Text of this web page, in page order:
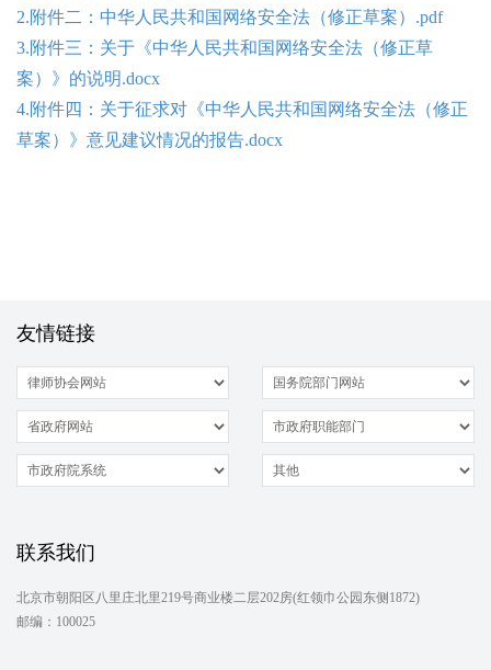
2.附件二：中华人民共和国网络安全法（修正草案）.pdf
3.附件三：关于《中华人民共和国网络安全法（修正草
案）》的说明.docx
4.附件四：关于征求对《中华人民共和国网络安全法（修正
草案）》意见建议情况的报告.docx
友情链接
联系我们
北京市朝阳区八里庄北里219号商业楼二层202房(红领巾公园东侧1872)
邮编：100025